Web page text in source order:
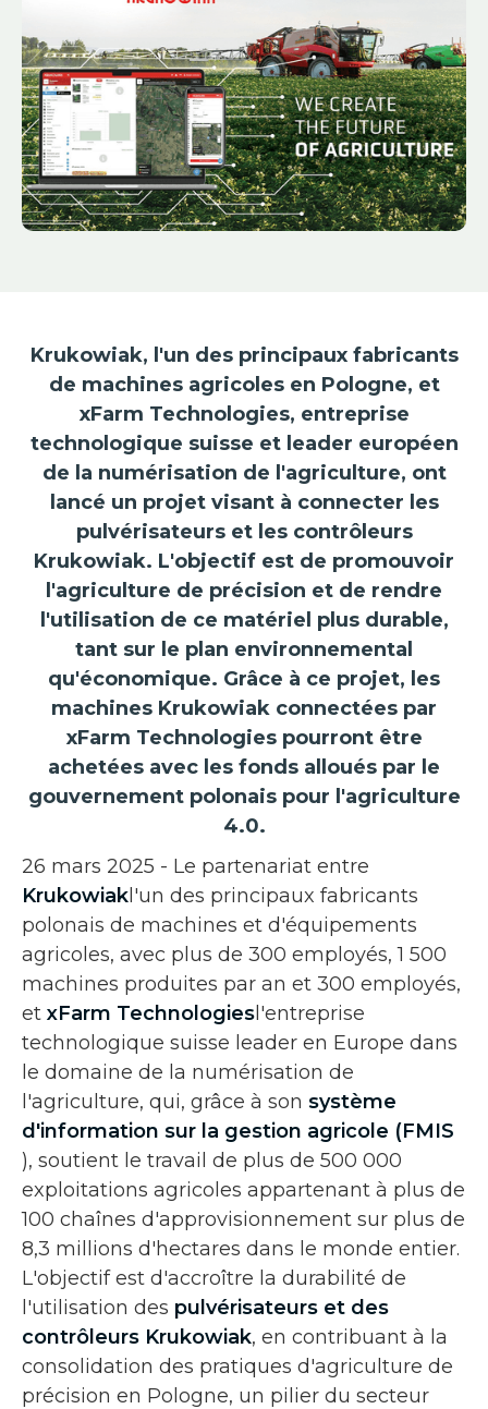
Krukowiak, l'un des principaux fabricants
de machines agricoles en Pologne, et
xFarm Technologies, entreprise
technologique suisse et leader européen
de la numérisation de l'agriculture, ont
lancé un projet visant à connecter les
pulvérisateurs et les contrôleurs
Krukowiak. L'objectif est de promouvoir
l'agriculture de précision et de rendre
l'utilisation de ce matériel plus durable,
tant sur le plan environnemental
qu'économique. Grâce à ce projet, les
machines Krukowiak connectées par
xFarm Technologies pourront être
achetées avec les fonds alloués par le
gouvernement polonais pour l'agriculture
4.0.
26 mars 2025 - Le partenariat entre
Krukowiak l'un des principaux fabricants
polonais de machines et d'équipements
agricoles, avec plus de 300 employés, 1 500
machines produites par an et 300 employés,
et xFarm Technologies l'entreprise
technologique suisse leader en Europe dans
le domaine de la numérisation de
l'agriculture, qui, grâce à son système
d'information sur la gestion agricole (FMIS
), soutient le travail de plus de 500 000
exploitations agricoles appartenant à plus de
100 chaînes d'approvisionnement sur plus de
8,3 millions d'hectares dans le monde entier.
L'objectif est d'accroître la durabilité de
l'utilisation des pulvérisateurs et des
contrôleurs Krukowiak, en contribuant à la
consolidation des pratiques d'agriculture de
précision en Pologne, un pilier du secteur